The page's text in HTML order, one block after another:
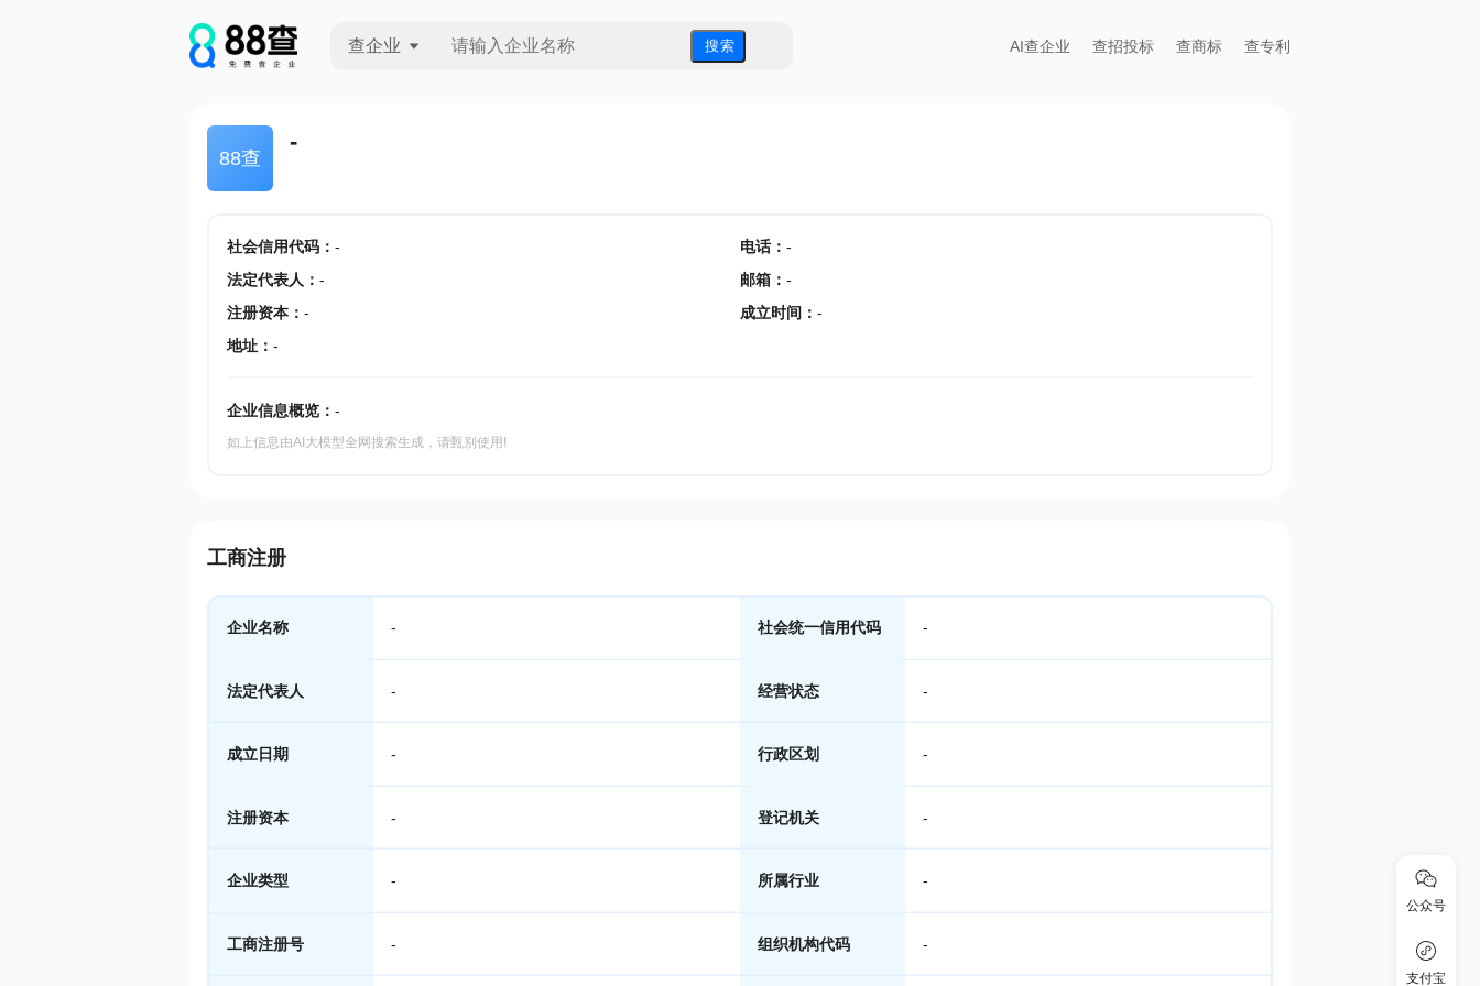
查企业 搜 索 AI查企业 查招投标 查商标 查专利
88查
-
社会信用代码： - 电话： -
法定代表人 ： - 邮箱 ： -
注册资本： - 成立时间 ： -
地址： -
企业信息概览： -
如上信息由AI大模型全网搜索生成，请甄别使用!
工商注册
企业名称 - 社会统一信用代码 -
法定代表人 - 经营状态 -
成立日期 - 行政区划 -
注册资本 - 登记机关 -
企业类型 - 所属行业 -
工商注册号 - 组织机构代码 -
公众号
支付宝